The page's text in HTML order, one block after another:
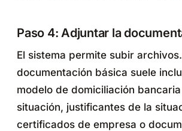
Paso 4: Adjuntar la
El sistema permite subir
documentación básica suele
modelo de domiciliación
situación, justificantes de la
certificados de empresa o